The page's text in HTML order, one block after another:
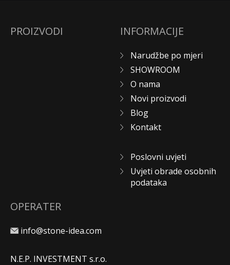
PROIZVODI INFORMACIJE
Narudžbe po mjeri
SHOWROOM
O nama
Novi proizvodi
Blog
Kontakt
Poslovni uvjeti
Uvjeti obrade osobnih
podataka
OPERATER
info@stone-idea.com
N.E.P. INVESTMENT s.r.o.